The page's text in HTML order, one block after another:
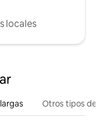
locales
Otros tipos de